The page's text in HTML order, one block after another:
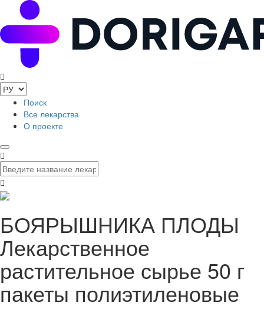
Поиск
Все лекарства
О проекте
БОЯРЫШНИКА ПЛОДЫ
Лекарственное
растительное сырье 50 г
пакеты полиэтиленовые